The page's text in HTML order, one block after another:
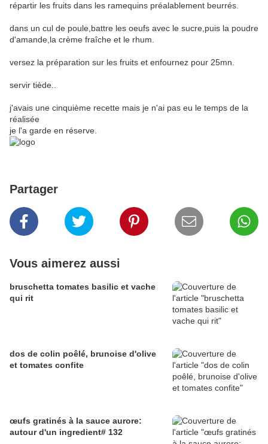
répartir les fruits dans les ramequins préalablement beurrés.
dans un cul de poule,battre les oeufs avec le sucre,puis la poudre
d'amande,la crème fraîche et le rhum.
versez la préparation sur les fruits et enfournez pour 25mn.
servir tiède..
j'avais une cinquième recette mais je n'ai pas eu le temps de la
réalisée
je l'a garde en réserve.
Partager
Vous aimerez aussi
bruschetta tomates basilic et vache
qui rit
dos de colin poêlé, brunoise d'olive
et tomates confite
œufs gratinés à la sauce aurore:
autour d'un ingredient# 132